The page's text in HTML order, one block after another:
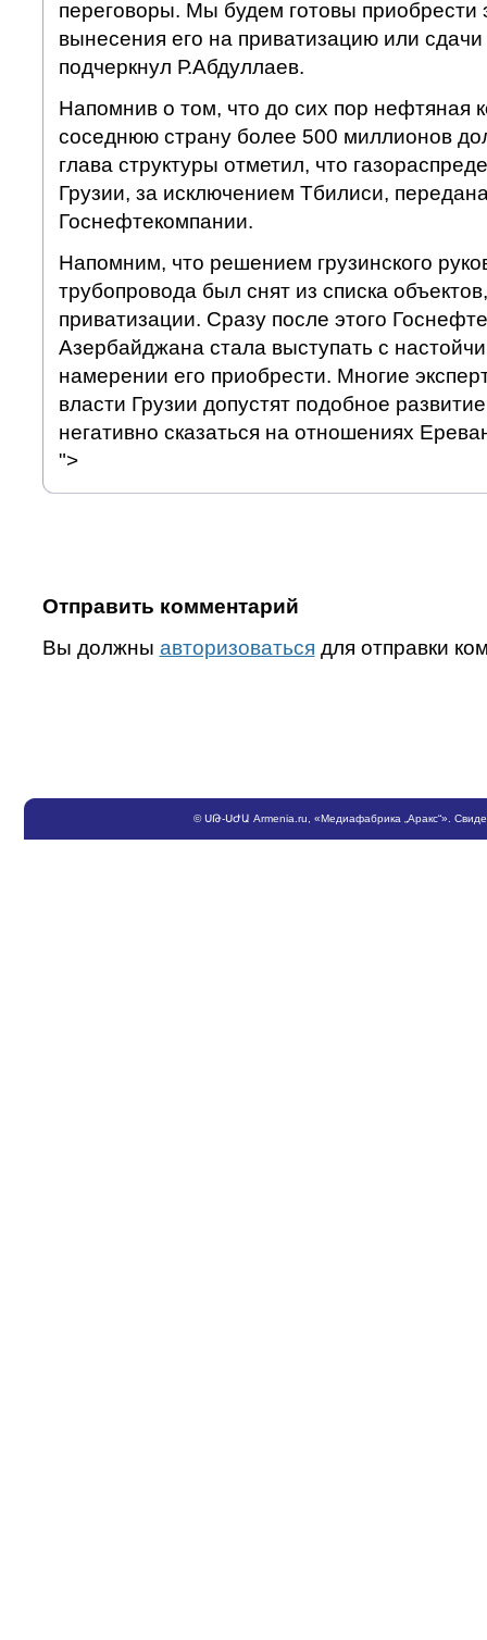
переговоры. Мы будем готовы приобрести
вынесения его на приватизацию или
подчеркнул Р.Абдуллаев.
Напомнив о том, что до сих пор нефтяная
соседнюю страну более 500 миллионов
глава структуры отметил, что
Грузии, за исключением Тбилиси,
Госнефтекомпании.
Напомним, что решением грузинского
трубопровода был снят из списка
приватизации. Сразу после этого
Азербайджана стала выступать с
намерении его приобрести. Многие
власти Грузии допустят подобное
негативно сказаться на отношениях
">
Отправить комментарий
Вы должны авторизоваться для отправки
©ՍԹ-ՍԺԱ Armenia.ru , «Медиафабрика „Аракс“».